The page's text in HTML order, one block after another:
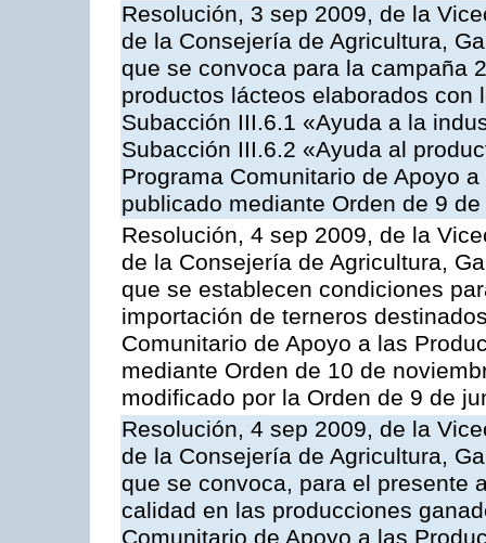
Resolución, 3 sep 2009, de la
de la Consejería de Agricultura,
que se convoca para la campaña
productos lácteos elaborados
Subacción III.6.1 «Ayuda a la
Subacción III.6.2 «Ayuda al
Programa Comunitario de Apoyo
publicado mediante Orden de 9
Resolución, 4 sep 2009, de la
de la Consejería de Agricultura,
que se establecen condiciones
importación de terneros
Comunitario de Apoyo a las
mediante Orden de 10 de
modificado por la Orden de 9 de
Resolución, 4 sep 2009, de la
de la Consejería de Agricultura,
que se convoca, para el presente
calidad en las producciones